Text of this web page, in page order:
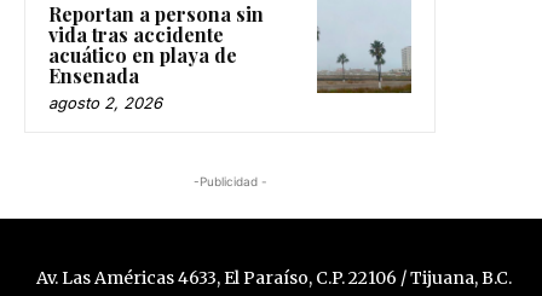
Reportan a persona sin
vida tras accidente
acuático en playa de
Ensenada
agosto 2, 2026
-Publicidad -
Av. Las Américas 4633, El Paraíso, C.P. 22106 / Tijuana, B.C.